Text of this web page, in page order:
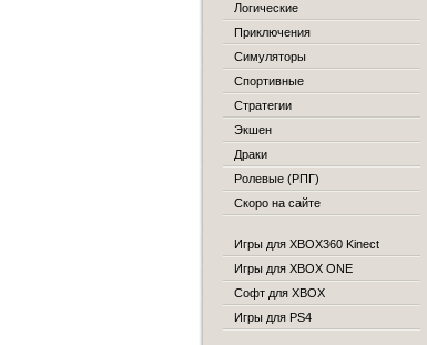
Логические
Приключения
Симуляторы
Спортивные
Стратегии
Экшен
Драки
Ролевые (РПГ)
Скоро на сайте
Игры для XBOX360 Kinect
Игры для XBOX ONE
Софт для XBOX
Игры для PS4